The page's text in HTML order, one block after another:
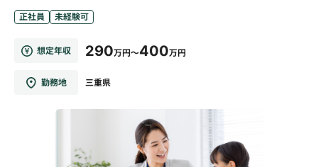
正社員 未経験可
想定年収 290万円～400万円
勤務地 三重県